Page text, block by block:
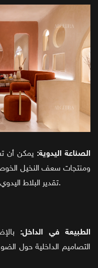
الصناعة اليدوية: يمكن أن
ومنتجات سعف النخيل
تقدير البلاط اليدوي والمنحوتات والحرف التقليدية من جديد.
الطبيعة في الداخل:
التصاميم الداخلية حول